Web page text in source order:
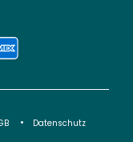
Datenschutz